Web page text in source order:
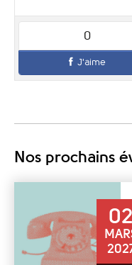
0
J'aime
Nos prochains
02